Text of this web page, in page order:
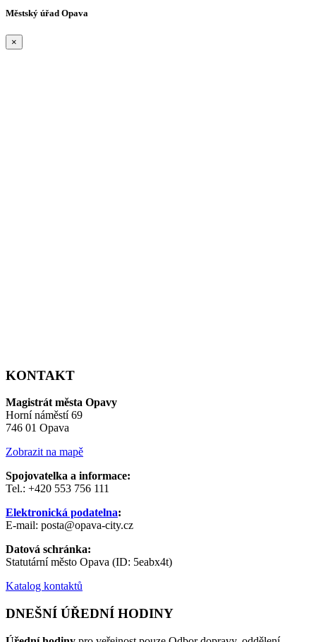
Městský úřad Opava
×
KONTAKT
Magistrát města Opavy
Horní náměstí 69
746 01 Opava
Zobrazit na mapě
Spojovatelka a informace:
Tel.: +420 553 756 111
Elektronická podatelna:
E-mail: posta@opava-city.cz
Datová schránka:
Statutární město Opava (ID: 5eabx4t)
Katalog kontaktů
DNEŠNÍ ÚŘEDNÍ HODINY